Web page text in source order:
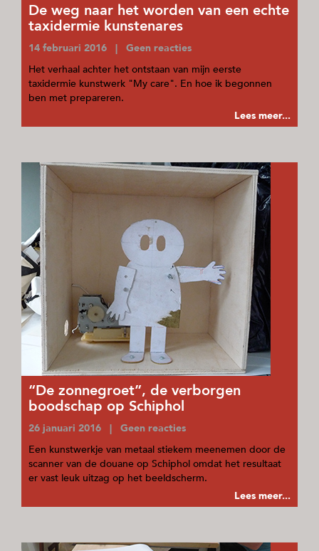
De weg naar het worden van een echte
taxidermie kunstenares
14 februari 2016 | Geen reacties
Het verhaal achter het ontstaan van mijn eerste
taxidermie kunstwerk "My care". En hoe ik begonnen
ben met prepareren.
Lees meer...
“De zonnegroet”, de verborgen
boodschap op Schiphol
26 januari 2016 | Geen reacties
Een kunstwerkje van metaal stiekem meenemen door de
scanner van de douane op Schiphol omdat het resultaat
er vast leuk uitzag op het beeldscherm.
Lees meer...